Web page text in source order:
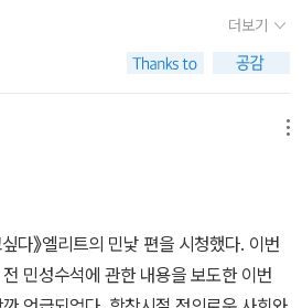
어서 하는 게 공부라며, 몸이 튼튼하고 마
다는 단순한 이치를 정성스럽고 곡진하
즐거움과 기쁨, 슬픔과 힘듦을 함께 경
어야 한다며 수업시간 외에 학생들이 자
활공간, 교사와 학생이 열린 마음으로 만
연계된 복합 커뮤니티 공간 등을 제안
문예창작과 교수인 나희덕은 제도교육
잠재력의 발현을 기다리는 사람.드문 인격
'야만''인간답다'는 말의 반대어가 '짐승
이어지는 불행한 사회가 된 것은 왜 일
사회였다면현대사회는 기계같은 믿음
늘하다. 창조성의 핵심은 새로운 것을
는 사물세계의 오류를 바로잡고 보다 정
창의력은물질적인 창조보다사회를 더
.한국 사회에서 인문학이 강조되어야 하
조차 기계적으로 수치화되어 스펙으로
기 위해 교사들이 던져야 할 8가지 질문
해서는 다음 세대에 대한 교육의 끈을 놓
는 생각을 하기에 이 책《교사인문학》을
황현산, 나희덕, 함돈균, 김흥규, 이도
총 8명이 맡았다. 이 책은 실천적 생각
다. 시민행성은 '생각할 때 시민이다'라
년 시작된 실천적 인문조직이다. 인
사회적으로 실현, 확산하기 위한 다양한
어를 기획, 발명, 제안하고 있다. 궁극적
더보기
다》엘리트의 민낯 편을 시청했다. 이번
민성수석에 관한 내용을 보도한 이번